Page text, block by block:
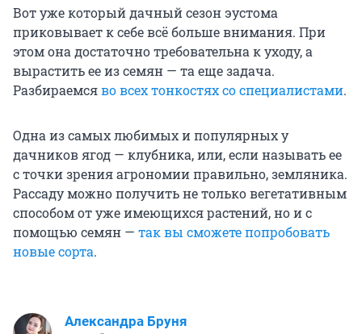
Вот уже который дачный сезон эустома
приковывает к себе всё больше внимания. При
этом она достаточно требовательна к уходу, а
вырастить ее из семян — та еще задача.
Разбираемсяво всех тонкостях со специалистами.
Одна из самых любимых и популярных у
дачников ягод — клубника, или, если называть ее
с точки зрения агрономии правильно, земляника.
Рассаду можно получить не только вегетативным
способом от уже имеющихся растений, но и с
помощью семян — так вы сможете попробовать
новые сорта.
Александра Бруня